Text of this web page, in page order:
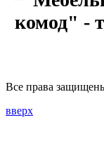
Все права
вверх